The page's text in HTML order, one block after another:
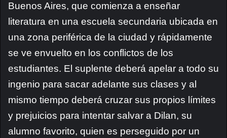
Buenos Aires, que comienza a enseñar
literatura en una escuela secundaria ubicada en
una zona periférica de la ciudad y rápidamente
se ve envuelto en los conflictos de los
estudiantes. El suplente deberá apelar a todo su
ingenio para sacar adelante sus clases y al
mismo tiempo deberá cruzar sus propios límites
y prejuicios para intentar salvar a Dilan, su
alumno favorito, quien es perseguido por un